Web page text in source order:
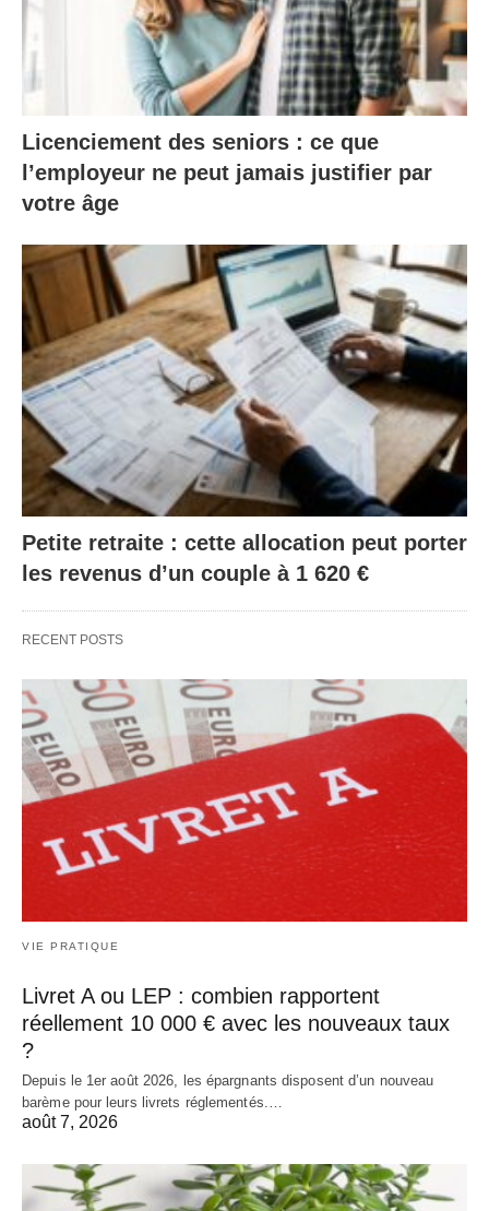
Licenciement des seniors : ce que
l’employeur ne peut jamais justifier par
votre âge
Petite retraite : cette allocation peut porter
les revenus d’un couple à 1 620 €
RECENT POSTS
VIE PRATIQUE
Livret A ou LEP : combien rapportent
réellement 10 000 € avec les nouveaux taux
?
Depuis le 1er août 2026, les épargnants disposent d’un nouveau
barème pour leurs livrets réglementés.…
août 7, 2026